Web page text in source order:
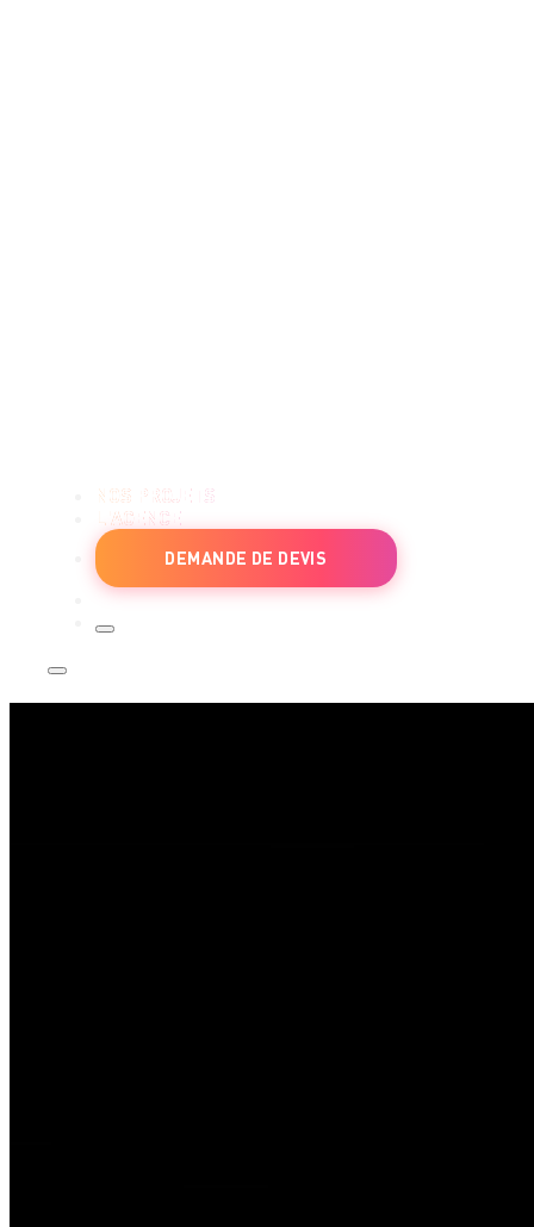
NOS PROJETS
L'AGENCE
DEMANDE DE DEVIS